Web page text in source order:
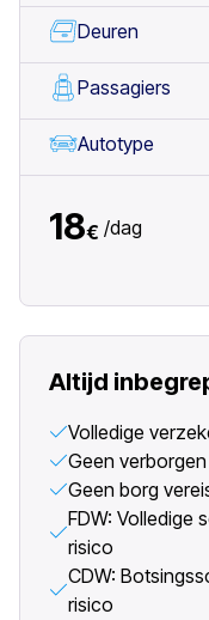
Deuren
Passagiers
Autotype
18€ /dag
Altijd
Volledige
Geen
Geen borg
FDW: Volledige
risico
CDW:
risico